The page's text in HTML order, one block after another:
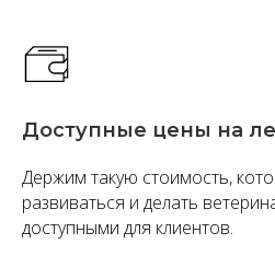
Доступные цены на
Держим такую стоимость,
развиваться и делать
доступными для клиентов.